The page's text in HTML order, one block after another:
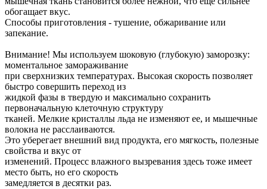
обогащает вкус.
Способы приготовления - тушение, обжаривание или
запекание.
Внимание! Мы используем шоковую (глубокую) заморозку:
моментальное замораживание
при сверхнизких температурах. Высокая скорость позволяет
быстро совершить переход из
жидкой фазы в твердую и максимально сохранить
первоначальную клеточную структуру
тканей. Мелкие кристаллы льда не изменяют ее, и мышечные
волокна не расслаиваются.
Это уберегает внешний вид продукта, его мягкость, полезные
свойства и вкус от
изменений. Процесс влажного вызревания здесь тоже имеет
место быть, но его скорость
замедляется в десятки раз.